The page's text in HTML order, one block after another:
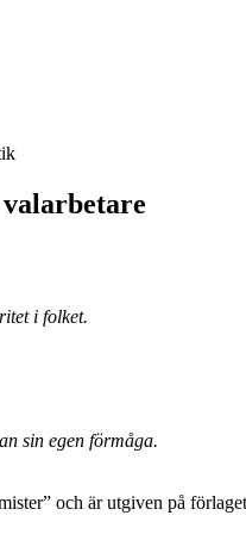
i folket.
sin egen förmåga.
och är utgiven på